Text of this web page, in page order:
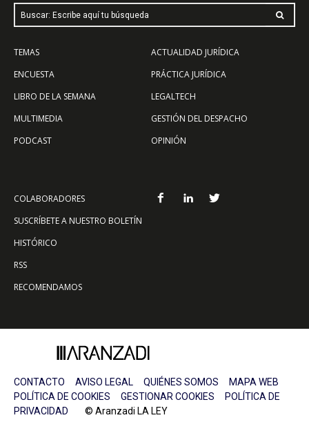
Buscar: Escribe aquí tu búsqueda
TEMAS
ENCUESTA
LIBRO DE LA SEMANA
MULTIMEDIA
PODCAST
ACTUALIDAD JURÍDICA
PRÁCTICA JURÍDICA
LEGALTECH
GESTIÓN DEL DESPACHO
OPINIÓN
COLABORADORES
SUSCRÍBETE A NUESTRO BOLETÍN
HISTÓRICO
RSS
RECOMENDAMOS
CONTACTO AVISO LEGAL QUIÉNES SOMOS
MAPA WEB
POLÍTICA DE COOKIES
GESTIONAR COOKIES
POLÍTICA DE
PRIVACIDAD © Aranzadi LA LEY